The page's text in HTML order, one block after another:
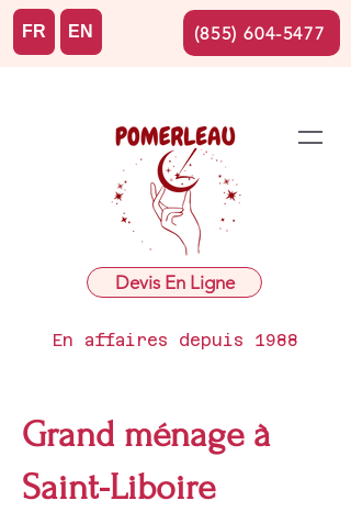
Devis En Ligne
En affaires depuis 1988
FR EN (855) 604-5477
Grand ménage à
Saint-Liboire